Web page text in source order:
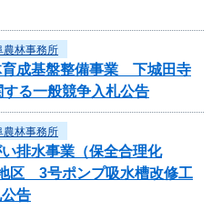
農林事務所
育成基盤整備事業 下城田寺
る一般競争入札公告
農林事務所
排水事業（保全合理化
区 3号ポンプ吸水槽改修工
告